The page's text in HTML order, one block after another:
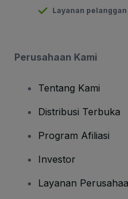
Layanan
Perusahaan Kami
Tentang Kami
Distribusi Terbuka
Program Afiliasi
Investor
Layanan